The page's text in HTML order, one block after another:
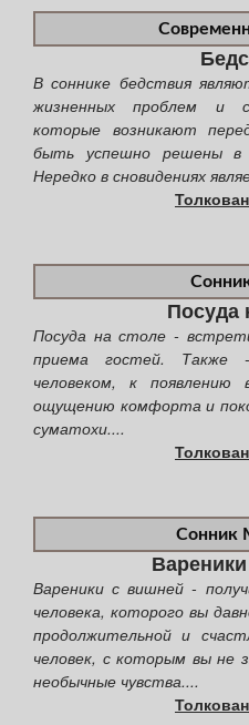
В соннике бедствия
жизненных проблем и
которые возникают
быть успешно решены в
Нередко в сновидениях
Посуда
Посуда на столе -
приема гостей. Также
человеком, к
ощущению комфорта и
суматохи....
Сонник
Вареники с вишней -
человека, которого вы
продолжительной и
человек, с которым вы не
необычные чувства....